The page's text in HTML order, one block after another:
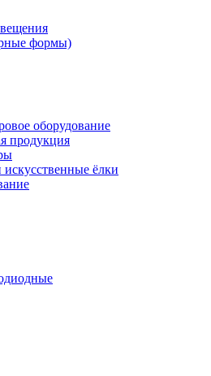
формы)
оборудование
продукция
ёлки